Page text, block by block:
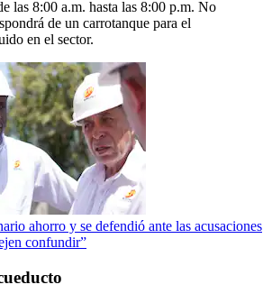
las 8:00 a.m. hasta las 8:00 p.m. No
de un carrotanque para el
en el sector.
ahorro y se defendió ante las acusaciones
confundir”